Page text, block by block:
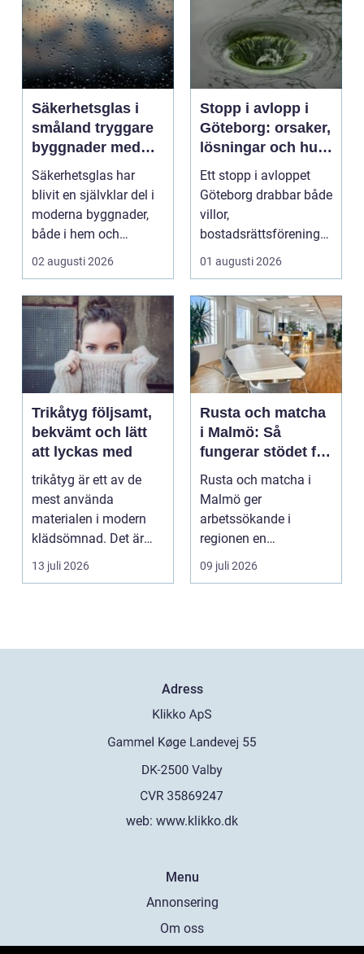
Säkerhetsglas i
småland tryggare
byggnader med
smarta
glaslösningar
Säkerhetsglas har
blivit en självklar del i
moderna byggnader,
både i hem och
offentliga miljöer. I ...
02 augusti 2026
Stopp i avlopp i
Göteborg: orsaker,
lösningar och hur
problem kan
undvikas
Ett stopp i avloppet
Göteborg drabbar både
villor,
bostadsrättsföreningar
01 augusti 2026
Trikåtyg följsamt,
bekvämt och lätt
att lyckas med
trikåtyg är ett av de
mest använda
materialen i modern
klädsömnad. Det är
mjukt, elastiskt och
formb...
13 juli 2026
Rusta och matcha
i Malmö: Så
fungerar stödet för
dig som söker
jobb
Rusta och matcha i
Malmö ger
arbetssökande i
regionen en
strukturerad och
personlig vä...
09 juli 2026
Adress
web: www.klikko.dk
Menu
Annonsering
Om oss